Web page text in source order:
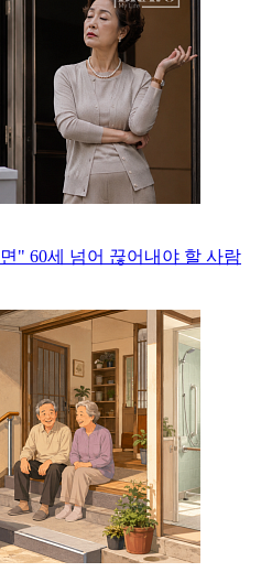
" 60세 넘어 끊어내야 할 사람